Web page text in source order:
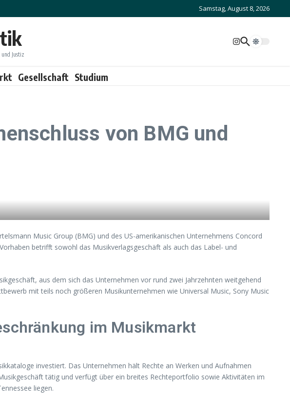
Samstag, August 8, 2026
Justiz
Gesellschaft Studium
von BMG und
Music Group (BMG) und des US-amerikanischen Unternehmens Concord
betrifft sowohl das Musikverlagsgeschäft als auch das Label- und
aus dem sich das Unternehmen vor rund zwei Jahrzehnten weitgehend
mit teils noch größeren Musikunternehmen wie Universal Music, Sony Music
im Musikmarkt
investiert. Das Unternehmen hält Rechte an Werken und Aufnahmen
tätig und verfügt über ein breites Rechteportfolio sowie Aktivitäten im
liegen.